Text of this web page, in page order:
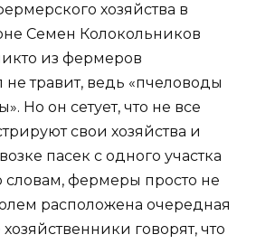
хозяйства в
Семен Колокольников
из фермеров
травит, ведь «пчеловоды
Но он сетует, что не все
свои хозяйства и
пасек с одного участка
словам, фермеры просто не
расположена очередная
говорят, что